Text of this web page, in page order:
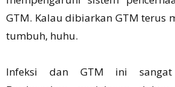
GTM. Kalau dibiarkan GTM terus
tumbuh, huhu.
Infeksi dan GTM ini